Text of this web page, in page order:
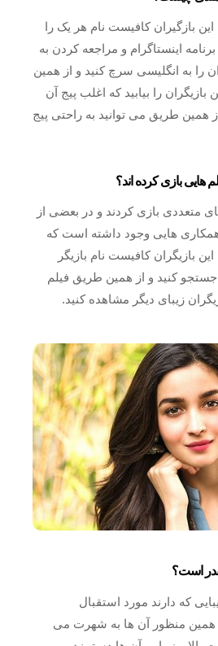
این بازگیران کافیست نام هر یک را
اینستاگرام و مراجعه کردن به
را به انگلیسی سرچ کنید و از همین
را بیابید که اغلب پیج آن
همین طریق می توانید به راحتی پیج
هایی بازی کرده اند؟
متعددی بازی کردند و در بعضی از
همکاری هایی وجود داشته است که
بازیگران کافیست نام بازیگر
جستجو کنید و از همین طریق فیلم
زیبای دیگر مشاهده کنید.
است؟
که دارند مورد استقبال
همین منظور آن ها به شهرت می